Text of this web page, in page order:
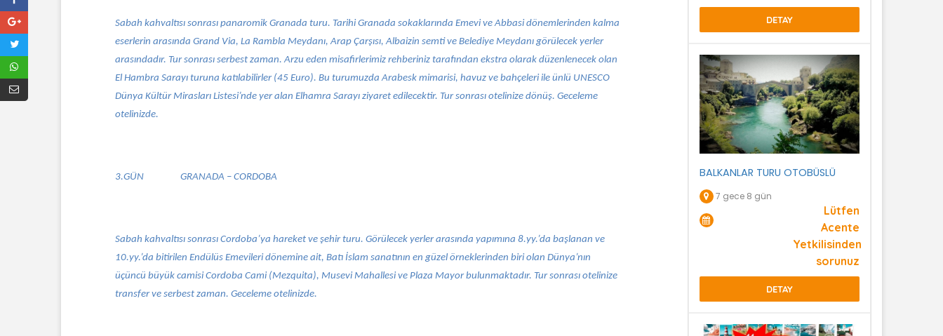
Sabah kahvaltısı sonrası panaromik Granada turu. Tarihi Granada sokaklarında Emevi ve Abbasi dönemlerinden kalma
eserlerin arasında Grand Via, La Rambla Meydanı, Arap Çarşısı, Albaizin semti ve Belediye Meydanı görülecek yerler
arasındadır. Tur sonrası serbest zaman. Arzu eden misafirlerimiz rehberiniz tarafından ekstra olarak düzenlenecek olan
El Hambra Sarayı turuna katılabilirler (45 Euro). Bu turumuzda Arabesk mimarisi, havuz ve bahçeleri ile ünlü UNESCO
Dünya Kültür Mirasları Listesi’nde yer alan Elhamra Sarayı ziyaret edilecektir. Tur sonrası otelinize dönüş. Geceleme
otelinizde.
3.GÜN GRANADA – CORDOBA
Sabah kahvaltısı sonrası Cordoba’ya hareket ve şehir turu. Görülecek yerler arasında yapımına 8.yy.’da başlanan ve
10.yy.’da bitirilen Endülüs Emevileri dönemine ait, Batı İslam sanatının en güzel örneklerinden biri olan Dünya’nın
üçüncü büyük camisi Cordoba Cami (Mezquita), Musevi Mahallesi ve Plaza Mayor bulunmaktadır. Tur sonrası otelinize
transfer ve serbest zaman. Geceleme otelinizde.
DETAY
BALKANLAR TURU OTOBÜSLÜ
7 gece 8 gün
Lütfen
Acente
Yetkilisinden
sorunuz
DETAY